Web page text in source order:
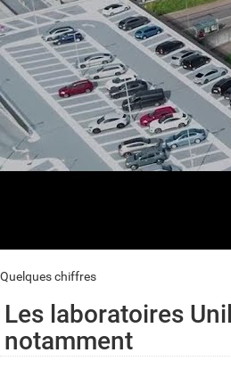
Quelques chiffres
Les laboratoires
notamment